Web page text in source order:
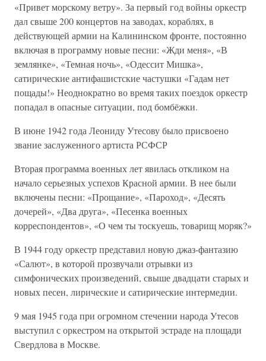
«Привет морскому ветру». За первый год войны оркестр
дал свыше 200 концертов на заводах, кораблях, в
действующей армии на Калининском фронте, постоянно
включая в программу новые песни: «Жди меня», «В
землянке», «Темная ночь», «Одессит Мишка»,
сатирические антифашистские частушки «Гадам нет
пощады!» Неоднократно во время таких поездок оркестр
попадал в опасные ситуации, под бомбёжки.
В июне 1942 года Леониду Утесову было присвоено
звание заслуженного артиста РСФСР
Вторая программа военных лет явилась откликом на
начало серьезных успехов Красной армии. В нее были
включены песни: «Прощание», «Пароход», «Десять
дочерей», «Два друга», «Песенка военных
корреспондентов», «О чем ты тоскуешь, товарищ моряк?»
В 1944 году оркестр представил новую джаз-фантазию
«Салют», в которой прозвучали отрывки из
симфонических произведений, свыше двадцати старых и
новых песен, лирические и сатирические интермедии.
9 мая 1945 года при огромном стечении народа Утесов
выступил с оркестром на открытой эстраде на площади
Свердлова в Москве.